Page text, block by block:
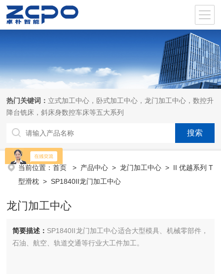
热门关键词： 立式加工中心，卧式加工中心，龙门加工中心，数控升
降台铣床，斜床身数控车床等五大系列
当前位置：首页 > 产品中心 >龙门加工中心 > II 优越系列 T
型滑枕 > SP1840II龙门加工中心
龙门加工中心
简要描述： SP1840II龙门加工中心适合大型模具、机械零部件，
石油、航空、轨道交通等行业大工件加工。